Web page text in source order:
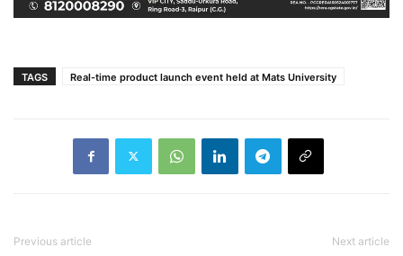
TAGS Real-time product launch event held at Mats University
Previous article Next article